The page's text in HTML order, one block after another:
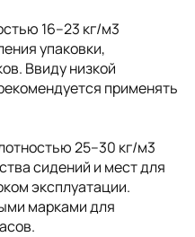
16–23 кг/м3
упаковки,
Ввиду низкой
применять
25–30 кг/м3
сидений и мест для
эксплуатации.
марками для